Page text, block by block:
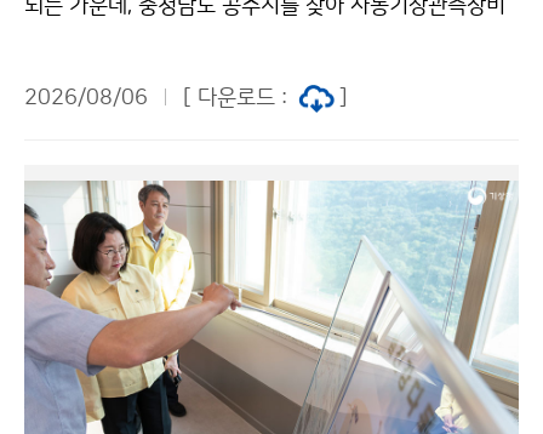
되는 가운데, 충청남도 공주시를 찾아 자동기상관측장비
시했다.
2026/08/06 [ 다운로드 :